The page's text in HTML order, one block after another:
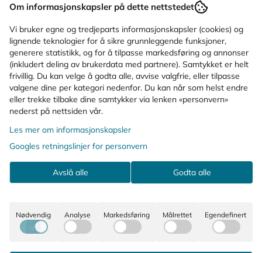
Produktanmeldelser
Spørsmål og svar
Bruksområde
Forsiktighetsregler
Ingredienser
PÅ
Om informasjonskapsler på dette nettstedet
Vi bruker egne og tredjeparts informasjonskapsler (cookies) og
lignende teknologier for å sikre grunnleggende funksjoner,
generere statistikk, og for å tilpasse markedsføring og annonser
(inkludert deling av brukerdata med partnere). Samtykket er helt
frivillig. Du kan velge å godta alle, avvise valgfrie, eller tilpasse
valgene dine per kategori nedenfor. Du kan når som helst endre
eller trekke tilbake dine samtykker via lenken «personvern»
nederst på nettsiden vår.
Les mer om informasjonskapsler
Googles retningslinjer for personvern
Avslå alle Godta alle
Nødvendig Analyse Markedsføring Målrettet Egendefinert